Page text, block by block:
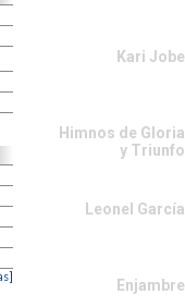
Kari Jobe
Himnos de Gloria
y Triunfo
Leonel García
Enjambre